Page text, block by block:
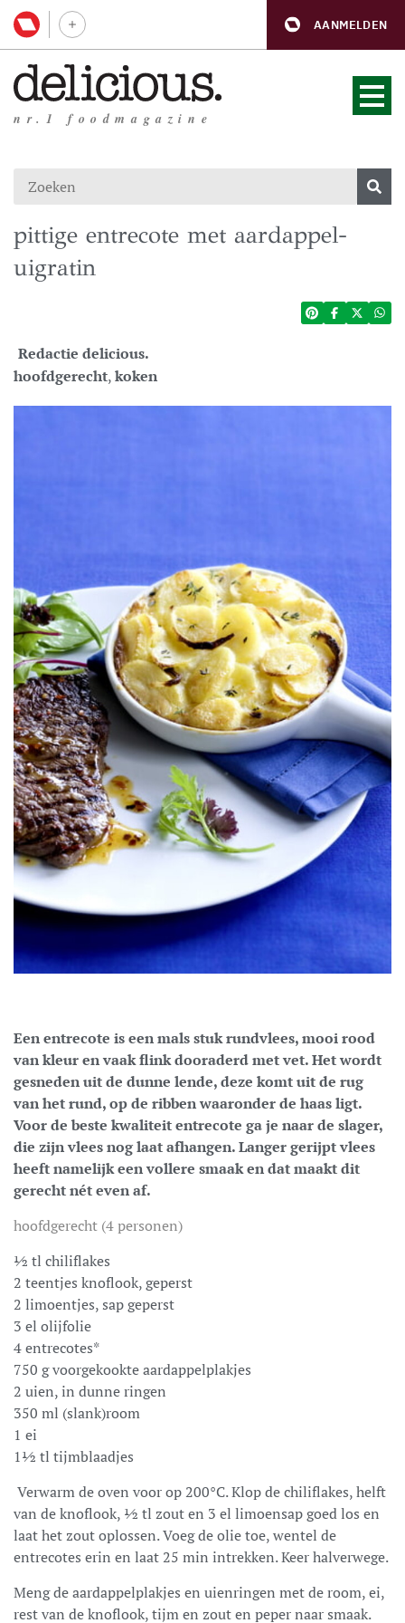
AANMELDEN
nr.1 foodmagazine
pittige entrecote met aardappel-
uigratin
Redactie delicious.
hoofdgerecht,koken
Een entrecote is een mals stuk rundvlees, mooi rood
van kleur en vaak flink dooraderd met vet. Het wordt
gesneden uit de dunne lende, deze komt uit de rug
van het rund, op de ribben waaronder de haas ligt.
Voor de beste kwaliteit entrecote ga je naar de slager,
die zijn vlees nog laat afhangen. Langer gerijpt vlees
heeft namelijk een vollere smaak en dat maakt dit
gerecht nét even af.
hoofdgerecht (4 personen)
½ tl chiliflakes
2 teentjes knoflook, geperst
2 limoentjes, sap geperst
3 el olijfolie
4 entrecotes*
750 g voorgekookte aardappelplakjes
2 uien, in dunne ringen
350 ml (slank)room
1 ei
1½ tl tijmblaadjes
Verwarm de oven voor op 200°C. Klop de chiliflakes, helft
van de knoflook, ½ tl zout en 3 el limoensap goed los en
laat het zout oplossen. Voeg de olie toe, wentel de
entrecotes erin en laat 25 min intrekken. Keer halverwege.
Meng de aardappelplakjes en uienringen met de room, ei,
rest van de knoflook, tijm en zout en peper naar smaak.